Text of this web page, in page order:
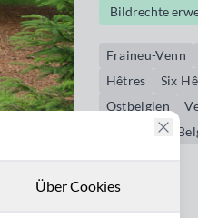
Bildrechte
Fraineu-Venn
Hêtres
Six
Ostbelgien
Xhoffraix
Über Cookies